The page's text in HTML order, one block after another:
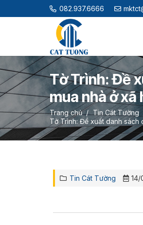
082.937.6666
Tờ Trình: Đề
mua nhà ở
Trang chủ / Tin Cát Tường
Tờ Trình: Đề xuất danh sách
Tin Cát Tường 14/